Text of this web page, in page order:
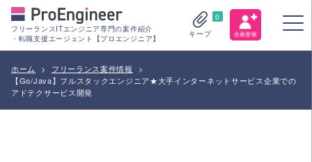
フリーランスITエンジニア専門の案件紹介
・転職支援エージェント【プロエンジニア】
0
キープ
ホーム > フリーランス案件情報
>
【Go/Java】フルスタックエンジニア★大手インターネットサービス企業での
アドテクサービス開発